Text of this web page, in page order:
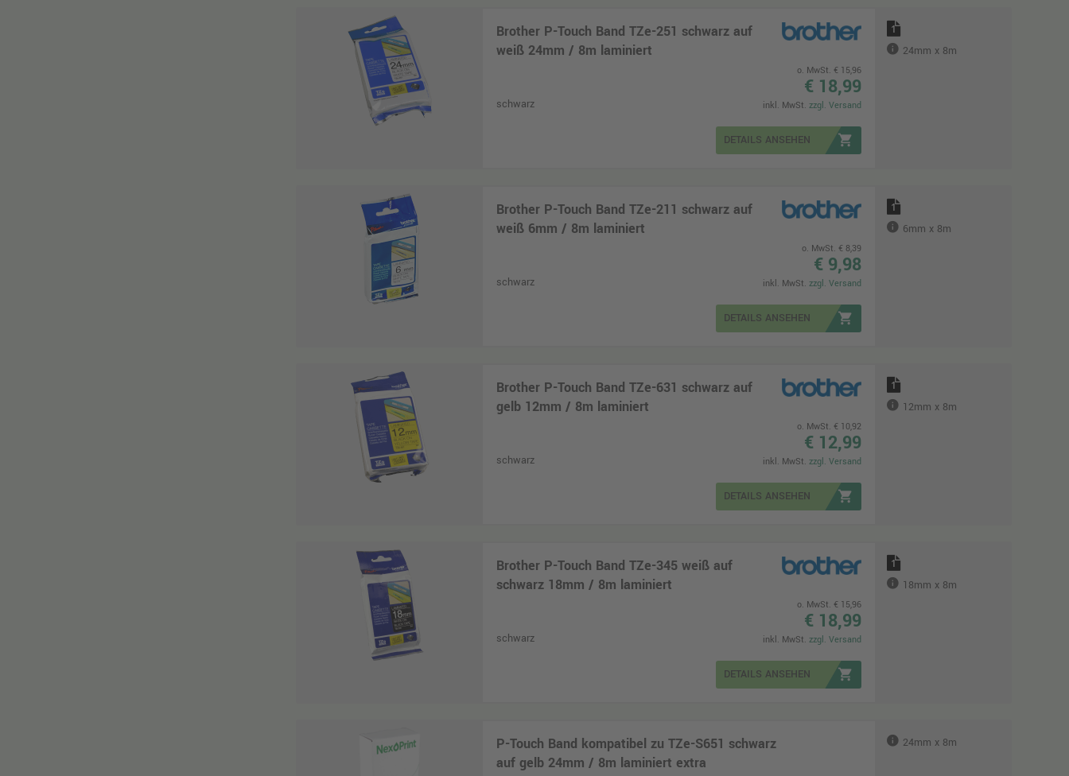
Brother P-Touch Band TZe-251 schwarz auf
weiß 24mm / 8m laminiert
schwarz
DETAILS ANSEHEN shopping_cart
o. MwSt. € 15,96
€ 18,99
inkl. MwSt. zzgl. Versand
1
24mm x 8m
Brother P-Touch Band TZe-211 schwarz auf
weiß 6mm / 8m laminiert
schwarz
DETAILS ANSEHEN shopping_cart
o. MwSt. € 8,39
€ 9,98
inkl. MwSt. zzgl. Versand
1
6mm x 8m
Brother P-Touch Band TZe-631 schwarz auf
gelb 12mm / 8m laminiert
schwarz
DETAILS ANSEHEN shopping_cart
o. MwSt. € 10,92
€ 12,99
inkl. MwSt. zzgl. Versand
1
12mm x 8m
Brother P-Touch Band TZe-345 weiß auf
schwarz 18mm / 8m laminiert
schwarz
DETAILS ANSEHEN shopping_cart
o. MwSt. € 15,96
€ 18,99
inkl. MwSt. zzgl. Versand
1
18mm x 8m
P-Touch Band kompatibel zu TZe-S651 schwarz
auf gelb 24mm / 8m laminiert extra
24mm x 8m